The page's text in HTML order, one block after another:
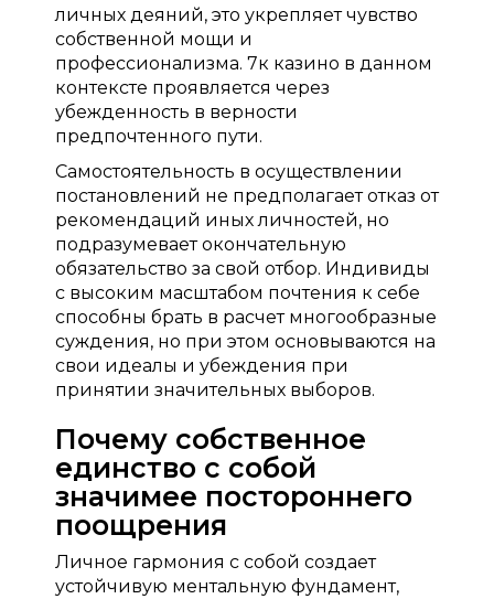
личных деяний, это укрепляет чувство
собственной мощи и
профессионализма. 7к казино в данном
контексте проявляется через
убежденность в верности
предпочтенного пути.
Самостоятельность в осуществлении
постановлений не предполагает отказ от
рекомендаций иных личностей, но
подразумевает окончательную
обязательство за свой отбор. Индивиды
с высоким масштабом почтения к себе
способны брать в расчет многообразные
суждения, но при этом основываются на
свои идеалы и убеждения при
принятии значительных выборов.
Почему собственное
единство с собой
значимее постороннего
поощрения
Личное гармония с собой создает
устойчивую ментальную фундамент,